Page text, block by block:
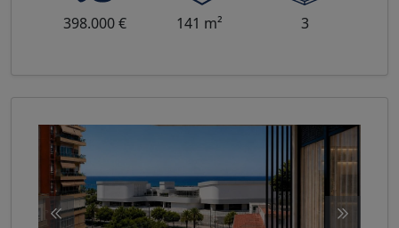
398.000 € 141 m² 3